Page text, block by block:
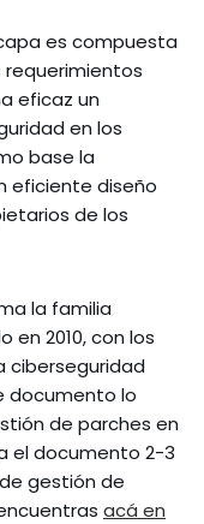
es compuesta
eficaz un
en los
base la
eficiente diseño
de los
la familia
en 2010, con los
ciberseguridad
documento lo
de parches en
el documento 2-3
gestión de
acá en